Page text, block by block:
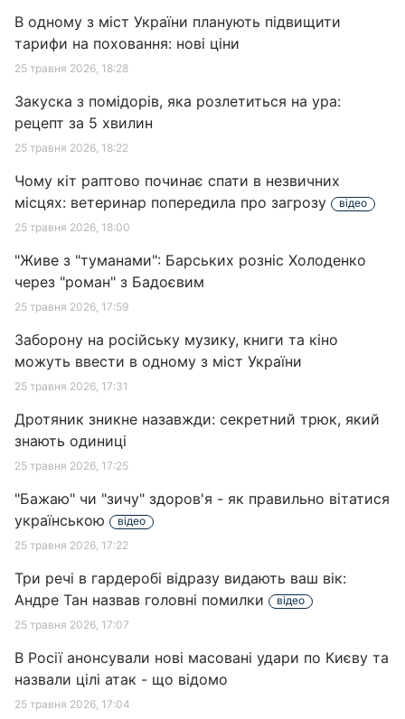
В одному з міст України планують підвищити
тарифи на поховання: нові ціни
25 травня 2026, 18:28
Закуска з помідорів, яка розлетиться на ура:
рецепт за 5 хвилин
25 травня 2026, 18:22
Чому кіт раптово починає спати в незвичних
місцях: ветеринар попередила про загрозу
відео
25 травня 2026, 18:00
"Живе з "туманами": Барських розніс Холоденко
через "роман" з Бадоєвим
25 травня 2026, 17:59
Заборону на російську музику, книги та кіно
можуть ввести в одному з міст України
25 травня 2026, 17:31
Дротяник зникне назавжди: секретний трюк, який
знають одиниці
25 травня 2026, 17:25
"Бажаю" чи "зичу" здоров'я - як правильно вітатися
українською
відео
25 травня 2026, 17:22
Три речі в гардеробі відразу видають ваш вік:
Андре Тан назвав головні помилки
відео
25 травня 2026, 17:07
В Росії анонсували нові масовані удари по Києву та
назвали цілі атак - що відомо
25 травня 2026, 17:04